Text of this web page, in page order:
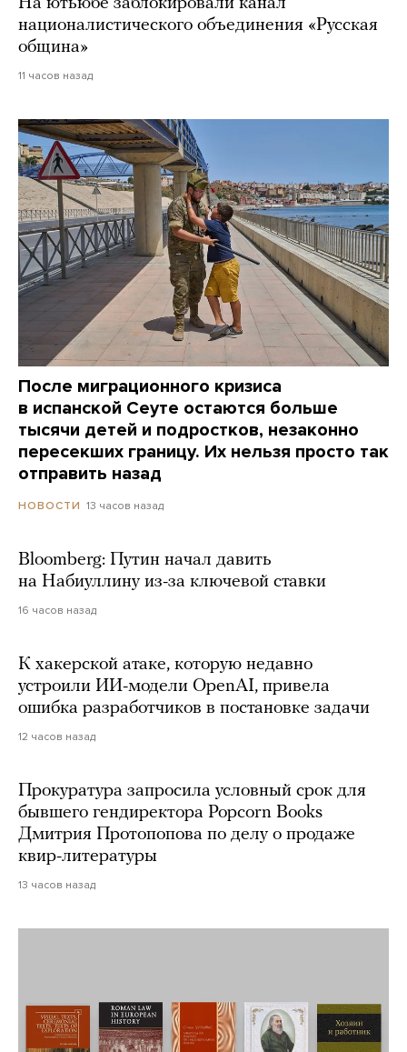
На ютьюбе заблокировали канал
националистического объединения «Русская
община»
11 часов назад
После миграционного кризиса
в испанской Сеуте остаются больше
тысячи детей и подростков, незаконно
пересекших границу. Их нельзя просто так
отправить назад
НОВОСТИ 13 часов назад
Bloomberg: Путин начал давить
на Набиуллину из-за ключевой ставки
16 часов назад
К хакерской атаке, которую недавно
устроили ИИ-модели OpenAI, привела
ошибка разработчиков в постановке задачи
12 часов назад
Прокуратура запросила условный срок для
бывшего гендиректора Popcorn Books
Дмитрия Протопопова по делу о продаже
квир-литературы
13 часов назад